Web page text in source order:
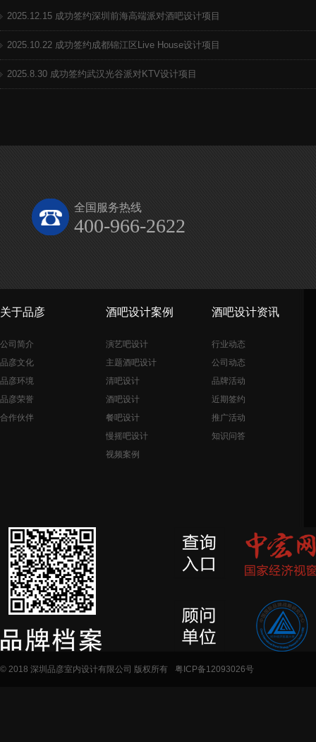
2025.12.15 成功签约深圳前海高端派对酒吧设计项目
2025.10.22 成功签约成都锦江区Live House设计项目
2025.8.30 成功签约武汉光谷派对KTV设计项目
全国服务热线
400-966-2622
关于品彦
公司简介
品彦文化
品彦环境
品彦荣誉
合作伙伴
酒吧设计案例
演艺吧设计
主题酒吧设计
清吧设计
酒吧设计
餐吧设计
慢摇吧设计
视频案例
酒吧设计资讯
行业动态
公司动态
品牌活动
近期签约
推广活动
知识问答
© 2018 深圳品彦室内设计有限公司 版权所有 粤ICP备12093026号